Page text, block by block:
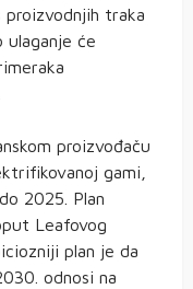
traka
ulaganje će
proizvođaču
gami,
2025. Plan
Leafovog
plan je da
odnosi na